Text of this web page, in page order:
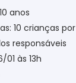
anos
10 crianças
responsáveis
01 às 13h